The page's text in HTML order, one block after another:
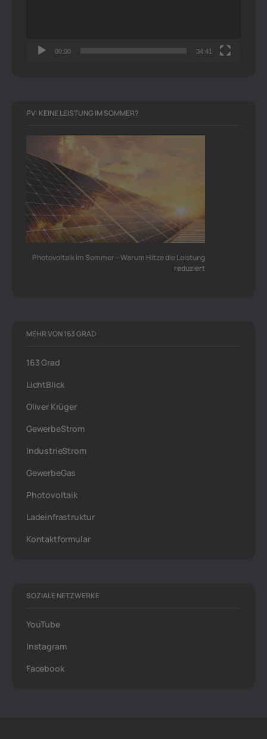
00:00 34:41
PV: KEINE LEISTUNG IM SOMMER?
Photovoltaik im Sommer – Warum Hitze die Leistung
reduziert
MEHR VON 163 GRAD
163 Grad
LichtBlick
Oliver Krüger
GewerbeStrom
IndustrieStrom
GewerbeGas
Photovoltaik
Ladeinfrastruktur
Kontaktformular
SOZIALE NETZWERKE
YouTube
Instagram
Facebook